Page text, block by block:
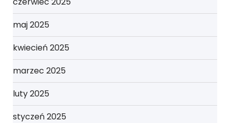
maj 2025
kwiecień 2025
marzec 2025
luty 2025
styczeń 2025